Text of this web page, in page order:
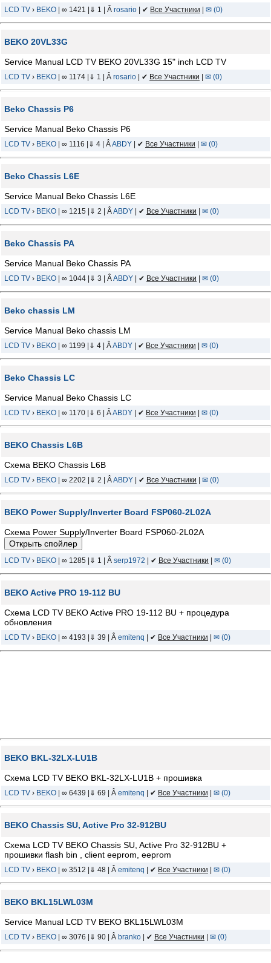
LCD TV › BEKO | ∞ 1421 |⇓ 1 | Â rosario | ✔ Все Участники ✉ (0)
BEKO 20VL33G
Service Manual LCD TV BEKO 20VL33G 15" inch LCD TV
LCD TV › BEKO | ∞ 1174 |⇓ 1 | Â rosario | ✔ Все Участники ✉ (0)
Beko Сhassis P6
Service Manual Beko Сhassis P6
LCD TV › BEKO | ∞ 1116 |⇓ 4 | ÂABDY | ✔ Все Участники ✉ (0)
Beko Сhassis L6E
Service Manual Beko Сhassis L6E
LCD TV › BEKO | ∞ 1215 |⇓ 2 | ÂABDY | ✔ Все Участники ✉ (0)
Beko Chassis PA
Service Manual Beko Chassis PA
LCD TV › BEKO | ∞ 1044 |⇓ 3 | ÂABDY | ✔ Все Участники ✉ (0)
Beko chassis LM
Service Manual Beko chassis LM
LCD TV › BEKO | ∞ 1199 |⇓ 4 | ÂABDY | ✔ Все Участники ✉ (0)
Beko Chassis LC
Service Manual Beko Chassis LC
LCD TV › BEKO | ∞ 1170 |⇓ 6 | ÂABDY | ✔ Все Участники ✉ (0)
BEKO Chassis L6B
Схема BEKO Chassis L6B
LCD TV › BEKO | ∞ 2202 |⇓ 2 | ÂABDY | ✔ Все Участники ✉ (0)
BEKO Power Supply/Inverter Board FSP060-2L02A
Схема Power Supply/Inverter Board FSP060-2L02A
LCD TV › BEKO | ∞ 1285 |⇓ 1 | Â serp1972 | ✔ Все Участники ✉ (0)
BEKO Active PRO 19-112 BU
Схема LCD TV BEKO Active PRO 19-112 BU + процедура
обновления
LCD TV › BEKO | ∞ 4193 |⇓ 39 | Â emitenq | ✔ Все Участники ✉ (0)
BEKO BKL-32LX-LU1B
Схема LCD TV BEKO BKL-32LX-LU1B + прошивка
LCD TV › BEKO | ∞ 6439 |⇓ 69 | Â emitenq | ✔ Все Участники ✉ (0)
BEKO Chassis SU, Active Pro 32-912BU
Схема LCD TV BEKO Chassis SU, Active Pro 32-912BU +
прошивки flash bin , client eeprom, eeprom
LCD TV › BEKO | ∞ 3512 |⇓ 48 | Â emitenq | ✔ Все Участники ✉ (0)
BEKO BKL15LWL03M
Service Manual LCD TV BEKO BKL15LWL03M
LCD TV › BEKO | ∞ 3076 |⇓ 90 | Â branko | ✔ Все Участники ✉ (0)